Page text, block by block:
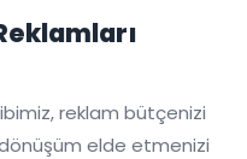
reklam bütçenizi
elde etmenizi